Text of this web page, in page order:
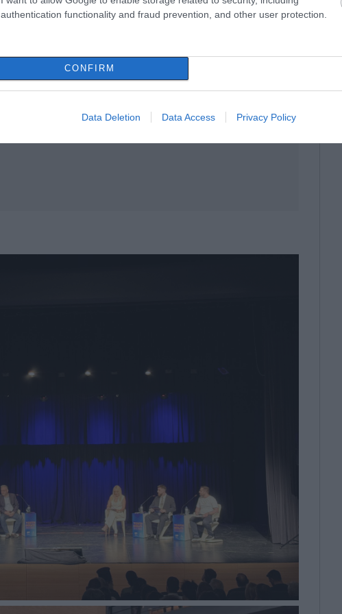
authentication functionality and fraud prevention, and other user protection.
CONFIRM
Data Deletion Data Access Privacy Policy